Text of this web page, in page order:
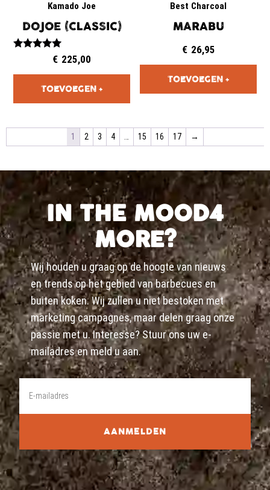
Kamado Joe
DOJOE (CLASSIC)
Gewaardeerd
uit 5
€ 225,00
Best Charcoal
MARABU
€ 26,95
1 2 3 4 15 16 17 →
IN THE MOOD4
MORE?
Wij houden u graag op de hoogte van nieuws
en trends op het gebied van barbecues en
buiten koken. Wij zullen u niet bestoken met
marketing campagnes, maar delen graag onze
passie met u. Interesse? Stuur ons uw e-
mailadres en meld u aan.
AANMELDEN